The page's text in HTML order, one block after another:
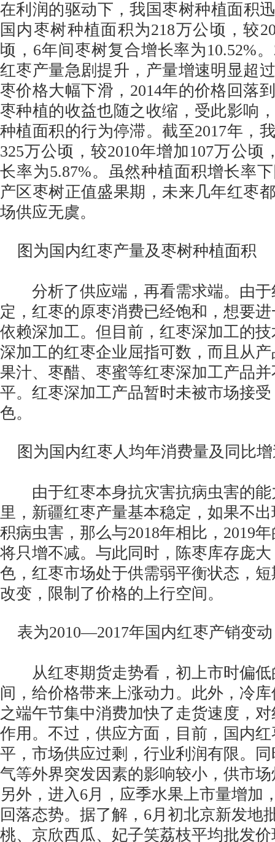
在利润的驱动下，我国枣树种植面积
国内枣树种植面积为218万公顷，较
顷，6年间枣树复合增长率为10.52%
红枣产量急剧提升，产量增速明显超
枣价格大幅下滑，2014年的价格回落
枣种植的收益也随之收缩，受此影响
种植面积的行为停滞。截至2017年，
325万公顷，较2010年增加107万公顷
长率为5.87%。虽然种植面积增长率
产区枣树正值盛果期，未来几年红枣
场供应无虞。
图为国内红枣产量及枣树种植面积
分析了供应端，再看需求端。由于
定，红枣的原枣消费已经饱和，想要
依赖深加工。但目前，红枣深加工的
深加工的红枣企业屈指可数，而且从
果汁、枣醋、枣蜜等红枣深加工产品
平。红枣深加工产品暂时未被市场接
色。
图为国内红枣人均年消费量及同比
由于红枣本身抗灾害抗病虫害的能
里，新疆红枣产量基本稳定，如果不
积病虫害，那么与2018年相比，2019
将只增不减。与此同时，陈枣库存庞
色，红枣市场处于供需弱平衡状态，
改变，限制了价格的上行空间。
表为2010—2017年国内红枣产销变动
从红枣期货走势看，初上市时偏低
间，给价格带来上涨动力。此外，冷
之端午节集中消费加快了走货速度，
作用。不过，供应方面，目前，国内
平，市场供应过剩，行业利润有限。
气等外界突发因素的影响较小，供市
另外，进入6月，应季水果上市量增加
回落态势。据了解，6月初北京新发地
桃、京欣西瓜、妃子笑荔枝平均批发